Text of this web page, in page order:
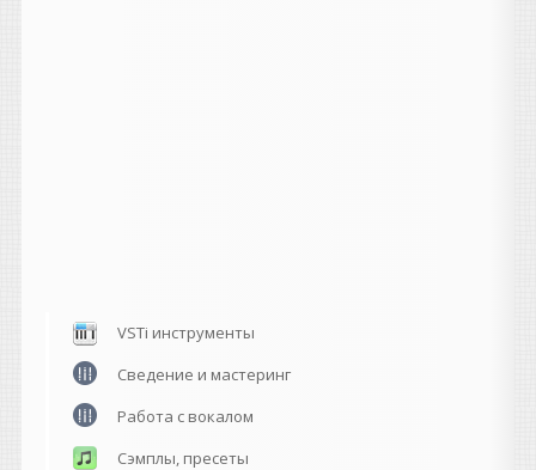
VSTi инструменты
Сведение и мастеринг
Работа с вокалом
Сэмплы, пресеты